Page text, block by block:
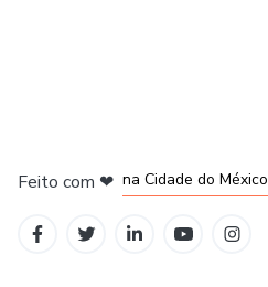
Feito com ❤ na Cidade do México